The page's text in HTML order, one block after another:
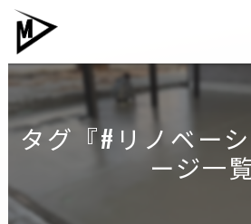
タグ『#リノベー
ージ一